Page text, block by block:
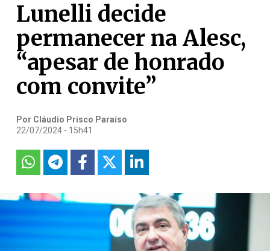
Lunelli decide
permanecer na Alesc,
“apesar de honrado
com convite”
Por Cláudio Prisco Paraíso
22/07/2024 - 15h41